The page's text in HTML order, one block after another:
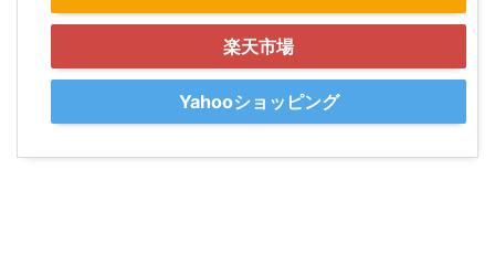
楽天市場
Yahooショッピング